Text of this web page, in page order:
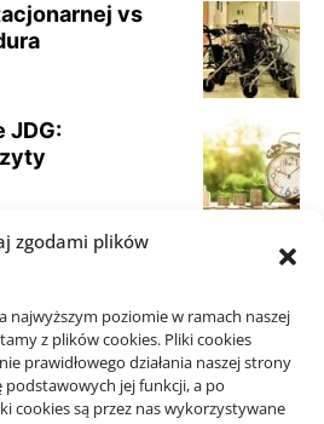
zgodami plików
najwyższym poziomie w ramach naszej
z plików cookies. Pliki cookies
prawidłowego działania naszej strony
jej funkcji, a po
cookies są przez nas wykorzystywane
vs
JDG:
spokojnego
się